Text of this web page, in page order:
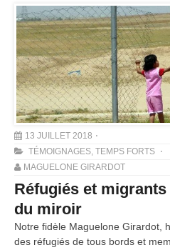
MIROIR
13 JUILLET 2018
TÉMOIGNAGES, TEMPS FORTS
MAGUELONE GIRARDOT
Réfugiés et migrants
du miroir
Notre fidèle Maguelone Girardot,
des réfugiés de tous bords et